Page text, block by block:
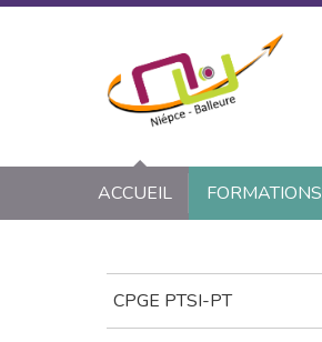
ACCUEIL FORMATIONS
CPGE PTSI-PT
Panneau de gestion des cookies